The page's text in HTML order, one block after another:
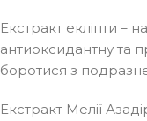
Екстракт екліпти –
антиоксидантну та
боротися з
Екстракт Мелії